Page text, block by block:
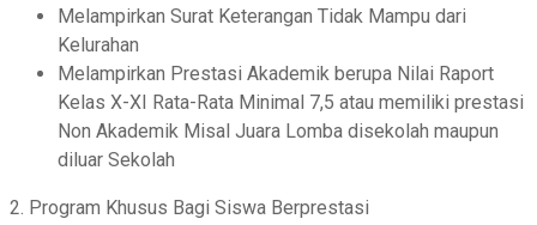
Melampirkan Surat Keterangan Tidak Mampu dari
Kelurahan
Melampirkan Prestasi Akademik berupa Nilai Raport
Kelas X-XI Rata-Rata Minimal 7,5 atau memiliki prestasi
Non Akademik Misal Juara Lomba disekolah maupun
diluar Sekolah
2. Program Khusus Bagi Siswa Berprestasi